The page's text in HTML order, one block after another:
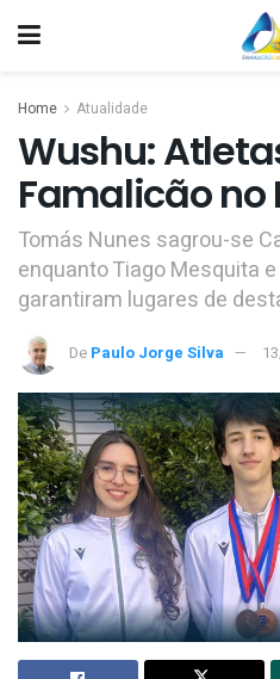
Home Atualidade
Wushu:
Famalicão no
Tomás Nunes sagrou-se
enquanto Tiago Mesquita
garantiram lugares de
De Paulo Jorge Silva